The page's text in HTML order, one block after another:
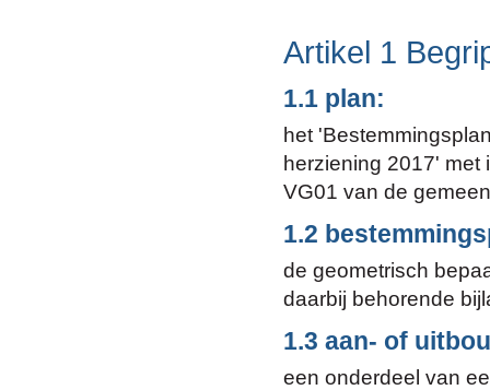
Artikel 1
1.1 plan:
het
herziening 2017' met
VG01 van de
1.2
de geometrisch
daarbij behorende
1.3 aan- of
een onderdeel van